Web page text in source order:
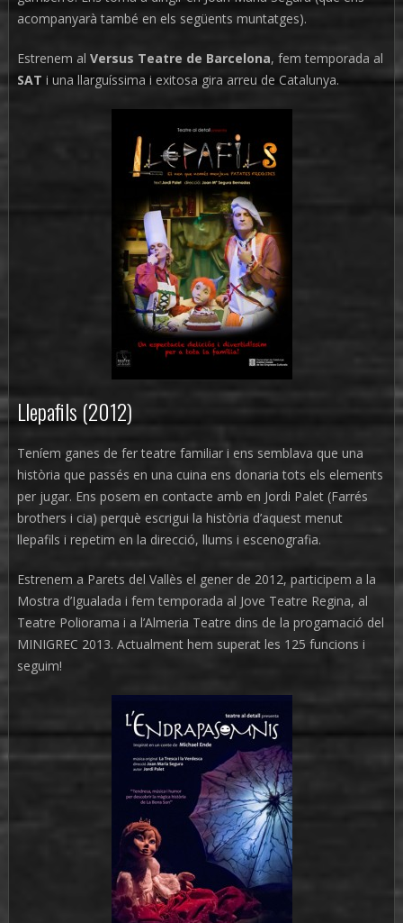
acompanyarà també en els següents muntatges).
Estrenem al Versus Teatre de Barcelona, fem temporada al
SAT i una llarguíssima i exitosa gira arreu de Catalunya.
Llepafils (2012)
Teníem ganes de fer teatre familiar i ens semblava que una
història que passés en una cuina ens donaria tots els elements
per jugar. Ens posem en contacte amb en Jordi Palet (Farrés
brothers i cia) perquè escrigui la història d’aquest menut
llepafils i repetim en la direcció, llums i escenografia.
Estrenem a Parets del Vallès el gener de 2012, participem a la
Mostra d’Igualada i fem temporada al Jove Teatre Regina, al
Teatre Poliorama i a l’Almeria Teatre dins de la progamació del
MINIGREC 2013. Actualment hem superat les 125 funcions i
seguim!